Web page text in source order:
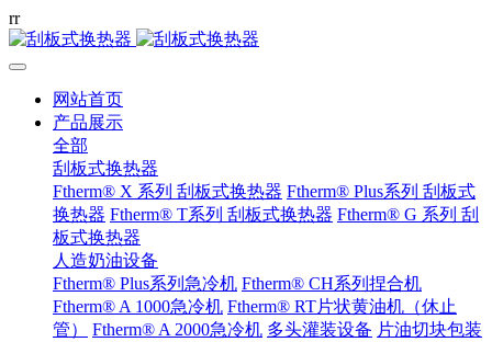
rr
网站首页
产品展示
全部
刮板式换热器
Ftherm® X 系列 刮板式换热器 Ftherm® Plus系列 刮板式
换热器 Ftherm® T系列 刮板式换热器 Ftherm® G 系列 刮
板式换热器
人造奶油设备
Ftherm® Plus系列急冷机 Ftherm® CH系列捏合机
Ftherm® A 1000急冷机 Ftherm® RT片状黄油机（休止
管）
Ftherm® A 2000急冷机 多头灌装设备 片油切块包装